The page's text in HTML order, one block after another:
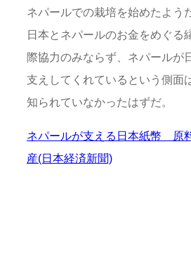
ネパールでの栽培を始めたよう
日本とネパールのお金をめぐる
際協力のみならず、ネパールが
支えしてくれているという側面
知られていなかったはずだ。
ネパールが支える日本紙幣 原
産(日本経済新聞)